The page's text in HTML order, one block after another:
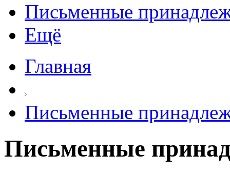
Письменные
Ещё
Главная
Письменные
Письменные